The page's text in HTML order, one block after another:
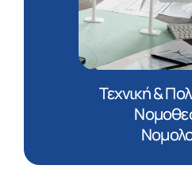
Τεχνική &